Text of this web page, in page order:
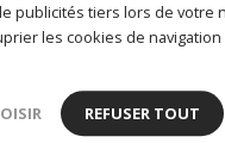
65g
10g
11g
publicités tiers lors de votre
les cookies de navigation
REFUSER TOUT